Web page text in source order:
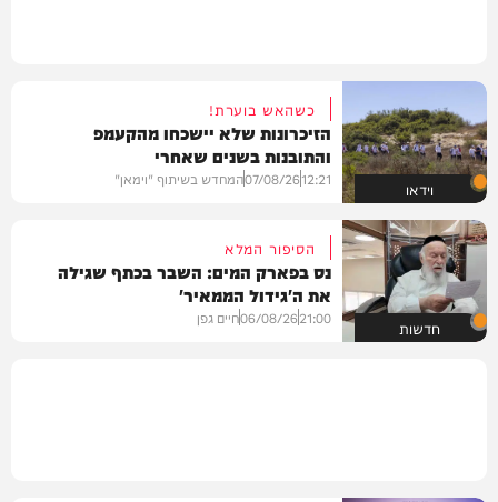
וידאו
כשהאש בוערת!
הזיכרונות שלא יישכחו מהקעמפ
והתובנות בשנים שאחרי
12:21
07/08/26המחדש בשיתוף "וימאן"
חדשות
הסיפור המלא
נס בפארק המים: השבר בכתף שגילה
את ה'גידול הממאיר'
21:00
06/08/26חיים גפן